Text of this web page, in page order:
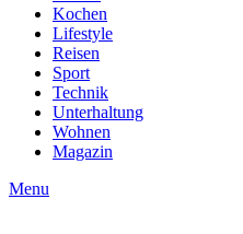
Kochen
Lifestyle
Reisen
Sport
Technik
Unterhaltung
Wohnen
Magazin
Menu